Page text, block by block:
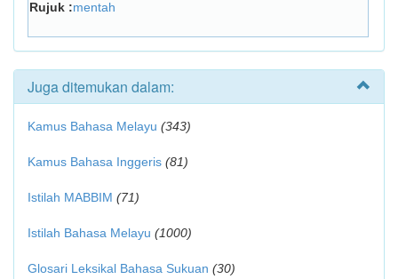
Rujuk :mentah
Juga ditemukan dalam:
Kamus Bahasa Melayu (343)
Kamus Bahasa Inggeris (81)
Istilah MABBIM (71)
Istilah Bahasa Melayu (1000)
Glosari Leksikal Bahasa Sukuan (30)